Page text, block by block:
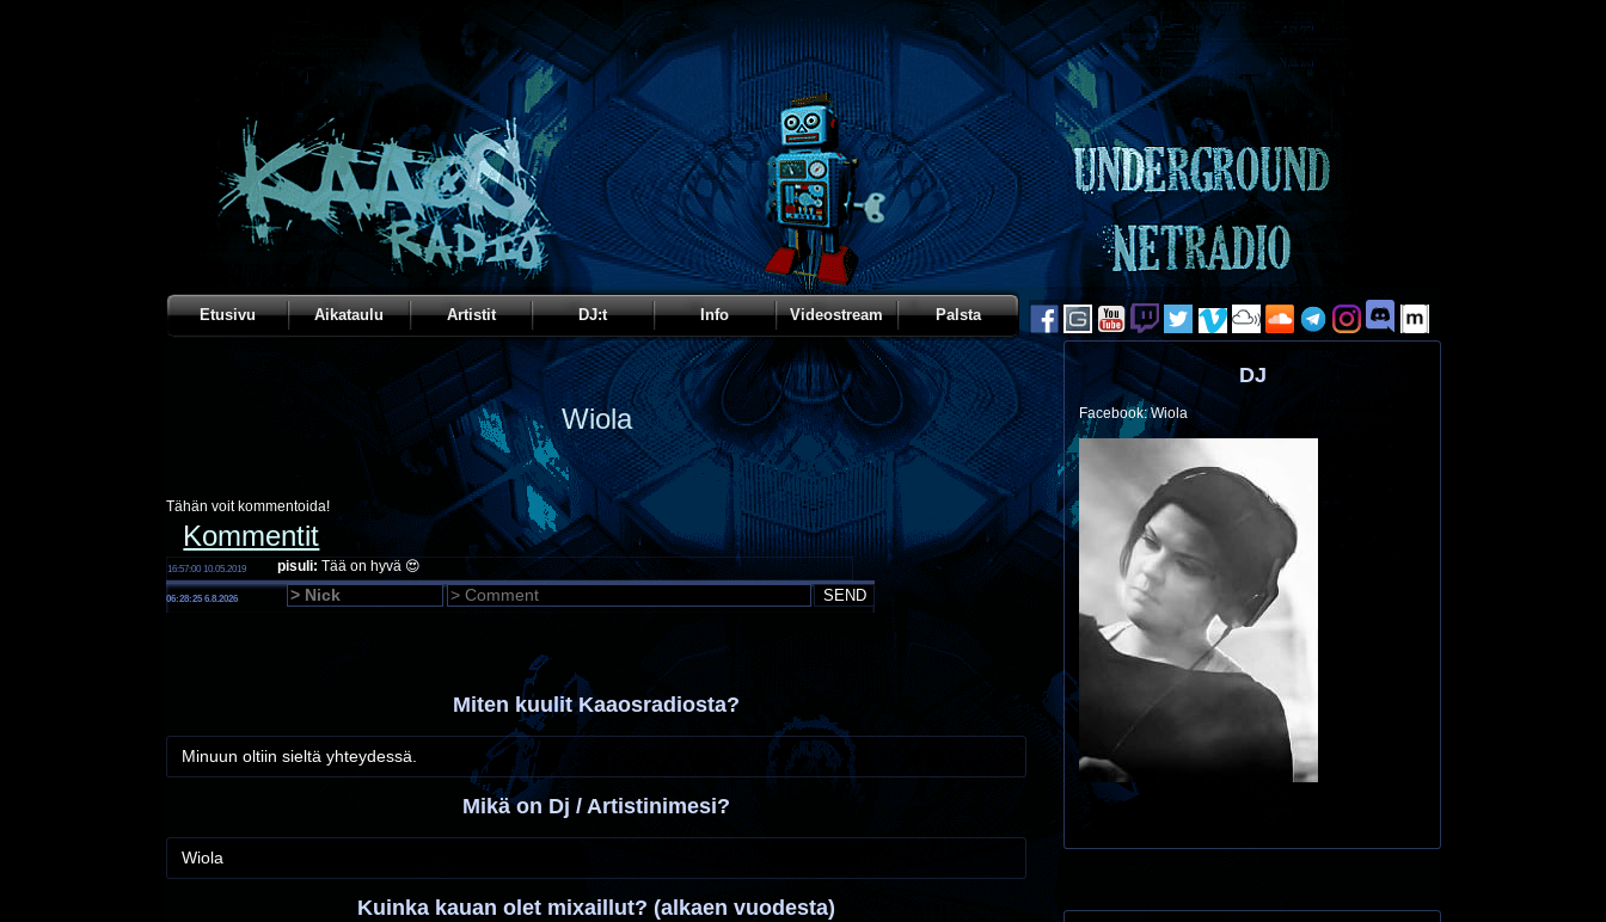
Etusivu Aikataulu Artistit DJ:t Info Videostream Palsta
Wiola
Tähän voit kommentoida!
Kommentit
16:57:00 10.05.2019 pisuli: Tää on hyvä 😍
06:28:26 6.8.2026
Miten kuulit Kaaosradiosta?
Minuun oltiin sieltä yhteydessä.
Mikä on Dj / Artistinimesi?
Wiola
Kuinka kauan olet mixaillut? (alkaen vuodesta)
DJ
Facebook: Wiola